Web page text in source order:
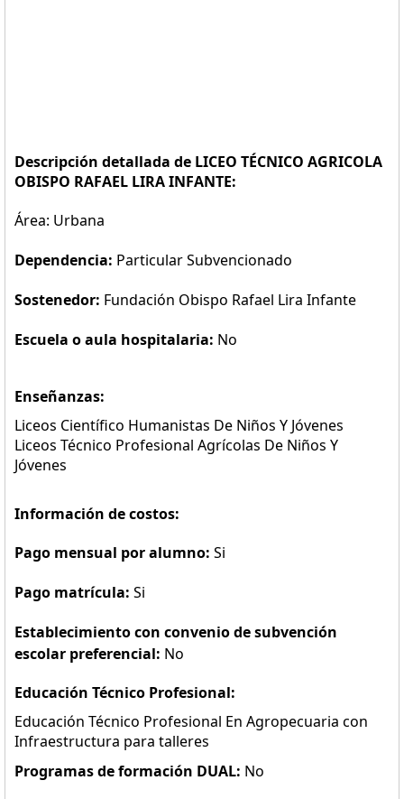
Descripción detallada de LICEO TÉCNICO AGRICOLA
OBISPO RAFAEL LIRA INFANTE:
Área: Urbana
Dependencia: Particular Subvencionado
Sostenedor: Fundación Obispo Rafael Lira Infante
Escuela o aula hospitalaria: No
Enseñanzas:
Liceos Científico Humanistas De Niños Y Jóvenes
Liceos Técnico Profesional Agrícolas De Niños Y
Jóvenes
Información de costos:
Pago mensual por alumno: Si
Pago matrícula: Si
Establecimiento con convenio de subvención
escolar preferencial: No
Educación Técnico Profesional:
Educación Técnico Profesional En Agropecuaria con
Infraestructura para talleres
Programas de formación DUAL: No